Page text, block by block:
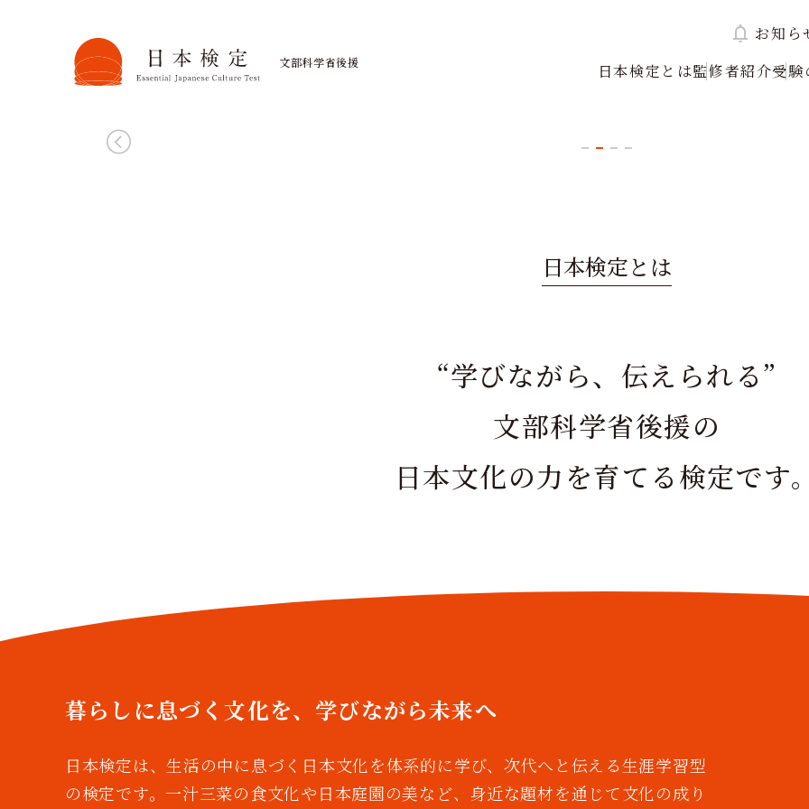
文部科学省後援
お知ら
日本検定とは監修者紹介受験
4級無料受験
日本検定とは
“学びながら、伝えられる”
文部科学省後援の
日本文化の力を育てる検定です
暮らしに息づく文化を、 学びながら未来へ
日本検定は、生活の中に息づく日本文化を体系的に学び、次代へと伝える生涯学習型
の検定です。一汁三菜の食文化や日本庭園の美など、身近な題材を通じて文化の成り